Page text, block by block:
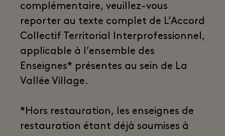
complémentaire, veuillez-vous
reporter au texte complet de L’Accord
Collectif Territorial Interprofessionnel,
applicable à l’ensemble des
Enseignes* présentes au sein de La
Vallée Village.
*Hors restauration, les enseignes de
restauration étant déjà soumises à